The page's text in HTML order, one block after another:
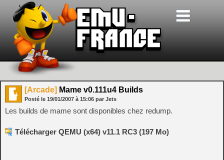
[Arcade] Mame v0.111u4 Builds
Posté le 19/01/2007 à 15:06 par Jets
Les builds de mame sont disponibles chez redump.
Télécharger QEMU (x64) v11.1 RC3 (197 Mo)